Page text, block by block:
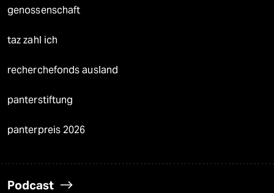
genossenschaft
taz zahl ich
recherchefonds ausland
panterstiftung
panterpreis 2026
Podcast